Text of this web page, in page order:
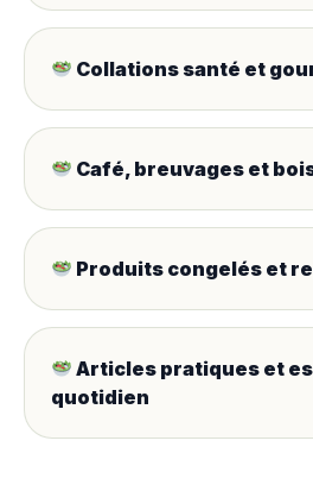
Collations santé et
Café, breuvages et
Produits congelés et
Articles pratiques et
quotidien